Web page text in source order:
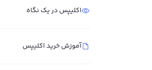
اکلیپس در یک نگاه
آموزش خرید اکلیپس